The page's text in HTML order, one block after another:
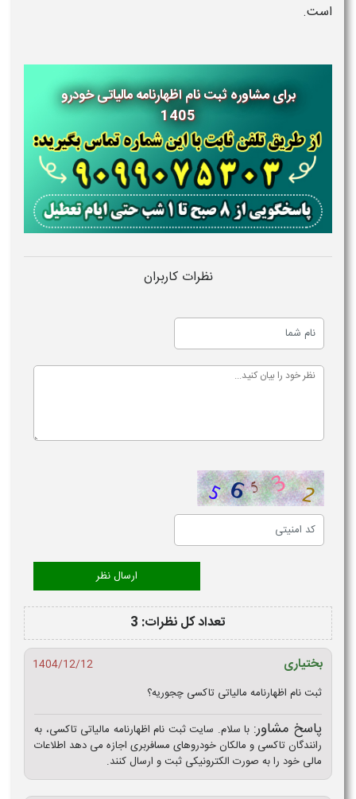
است.
برای مشاوره ثبت نام اظهارنامه مالیاتی خودرو
1405
نظرات کاربران
تعداد کل نظرات: 3
بختیاری
1404/12/12
ثبت نام اظهارنامه مالیاتی تاکسی چجوریه؟
پاسخ مشاور: با سلام. سایت ثبت نام اظهارنامه مالیاتی تاکسی، به
رانندگان تاکسی و مالکان خودروهای مسافربری اجازه می دهد اطلاعات
مالی خود را به صورت الکترونیکی ثبت و ارسال کنند.